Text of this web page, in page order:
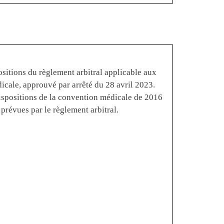
du règlement arbitral applicable aux
approuvé par arrêté du 28 avril 2023.
de la convention médicale de 2016
par le règlement arbitral.